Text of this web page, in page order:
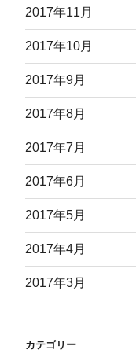
2017年11月
2017年10月
2017年9月
2017年8月
2017年7月
2017年6月
2017年5月
2017年4月
2017年3月
カテゴリー